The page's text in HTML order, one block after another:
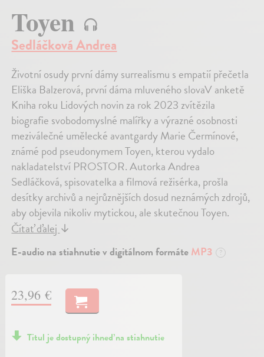
Toyen
Sedláčková Andrea
Životní osudy první dámy surrealismu s empatií přečetla
Eliška Balzerová, první dáma mluveného slovaV anketě
Kniha roku Lidových novin za rok 2023 zvítězila
biografie svobodomyslné malířky a výrazné osobnosti
meziválečné umělecké avantgardy Marie Čermínové,
známé pod pseudonymem Toyen, kterou vydalo
nakladatelství PROSTOR. Autorka Andrea
Sedláčková, spisovatelka a filmová režisérka, prošla
desítky archivů a nejrůznějších dosud neznámých zdrojů,
aby objevila nikoliv mytickou, ale skutečnou Toyen.
Čítať ďalej↓
E-audio na stiahnutie v digitálnom formáteMP3 ?
23,96 €
Titul je dostupný ihneď na stiahnutie